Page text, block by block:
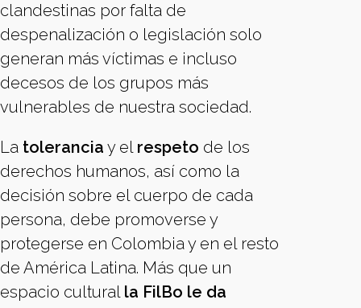
clandestinas por falta de
despenalización o legislación solo
generan más víctimas e incluso
decesos de los grupos más
vulnerables de nuestra sociedad.
La tolerancia y el respeto de los
derechos humanos, así como la
decisión sobre el cuerpo de cada
persona, debe promoverse y
protegerse en Colombia y en el resto
de América Latina. Más que un
espacio cultural la FilBo le da